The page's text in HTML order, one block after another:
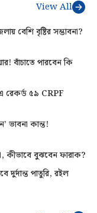
View All
বেশি বৃষ্টির সম্ভাবনা?
বাঁচাতে পারবেন কি
রেকর্ড ৫৯ CRPF
ভাবনা কান্ত!
কীভাবে বুঝবেন ফারাক?
দুর্দান্ত পাতুরি, রইল